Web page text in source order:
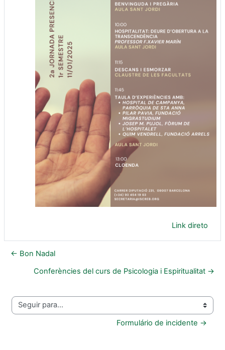
Link direto
← Bon Nadal
Conferències del curs de Psicologia i Espiritualitat →
Seguir para...
Formulário de incidente →